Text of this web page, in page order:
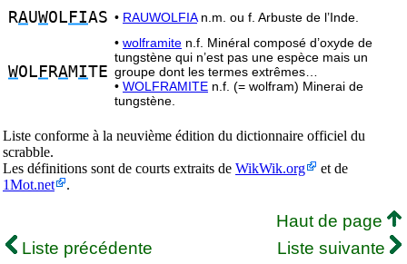
RAUWOL FIAS • RAUWOLFIAn.m. ou f. Arbuste de l’Inde.
WOL F RAMITE
• wolframite n.f. Minéral composé d’oxyde de
tungstène qui n’est pas une espèce mais un
groupe dont les termes extrêmes…
• WOLFRAMITE n.f. (= wolfram) Minerai de
tungstène.
Liste conforme à la neuvième édition du dictionnaire officiel du
scrabble.
Les définitions sont de courts extraits de WikWik.org
et de
1Mot.net
.
Haut de page
Liste précédente
Liste suivante